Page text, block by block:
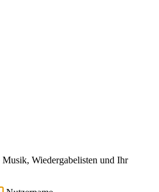
Wiedergabelisten und Ihr